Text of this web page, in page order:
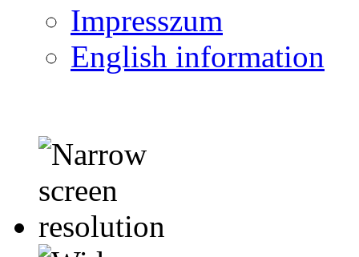
Impresszum
English information